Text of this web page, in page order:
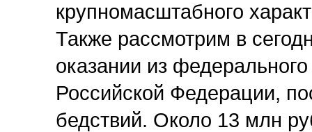
крупномасштабного
Также рассмотрим в
оказании из
Российской Федерации,
бедствий. Около 13 млн